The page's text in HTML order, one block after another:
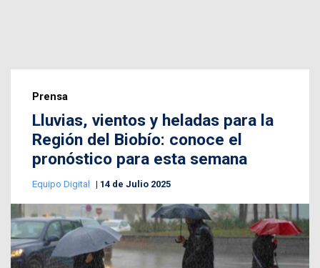
Prensa
Lluvias, vientos y heladas para la
Región del Biobío: conoce el
pronóstico para esta semana
Equipo Digital 14 de Julio 2025